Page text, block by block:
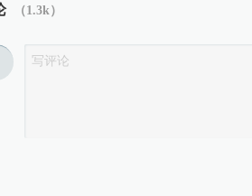
（1.3k ）